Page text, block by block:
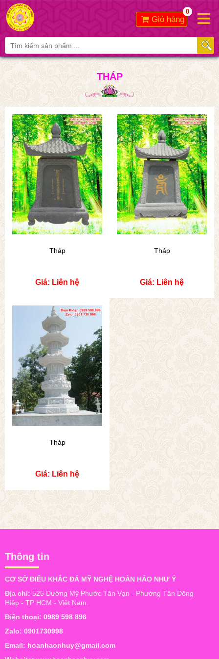
Giỏ hàng
0
THÁP
Tháp
Giá: Liên hệ
Tháp
Giá: Liên hệ
Tháp
Giá: Liên hệ
Thông tin
CƠ SỞ ĐIÊU KHẮC ĐÁ MỸ NGHỆ HOÀN HẢO NHƯ Ý
Địa chỉ: 525 Đường Mỹ Phước Tân Vạn - Phường Tân Đông
Hiệp - TP HCM - Việt Nam.
Điện thoại: 0989 598 896
Zalo: 0901730998
Email: hoanhaonhuy@gmail.com